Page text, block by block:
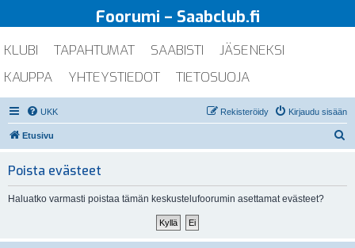
Foorumi – Saabclub.fi
KLUBI TAPAHTUMAT SAABISTI
JÄSENEKSI
KAUPPA
YHTEYSTIEDOT TIETOSUOJA
UKK Kirjaudu sisään
Rekisteröidy
Etusivu
Poista evästeet
Haluatko varmasti poistaa tämän keskustelufoorumin asettamat evästeet?